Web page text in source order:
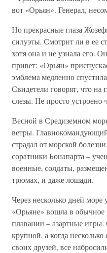
вот «Орьян». Генерал,
Но прекрасные глаза
силуэты. Смотрит ли в ее
хотя она и не узнала его.
привет: «Орьян»
эмблема медленно
Свидетели говорят, что на
слезы. Не просто устроено
Весной в Средиземном
ветры.
страдал от морской
соратники Бонапарта –
военные, солдаты,
трюмах, и даже лошади.
Через несколько дней
«Орьяне» вошла в обычное
плавании – азартные
крупной, а когда
своих друзей, все